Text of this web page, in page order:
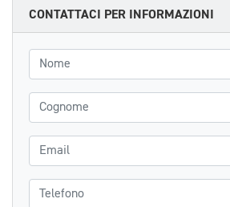
CONTATTACI PER INFORMAZIONI
Nome
Cognome
Email
Telefono